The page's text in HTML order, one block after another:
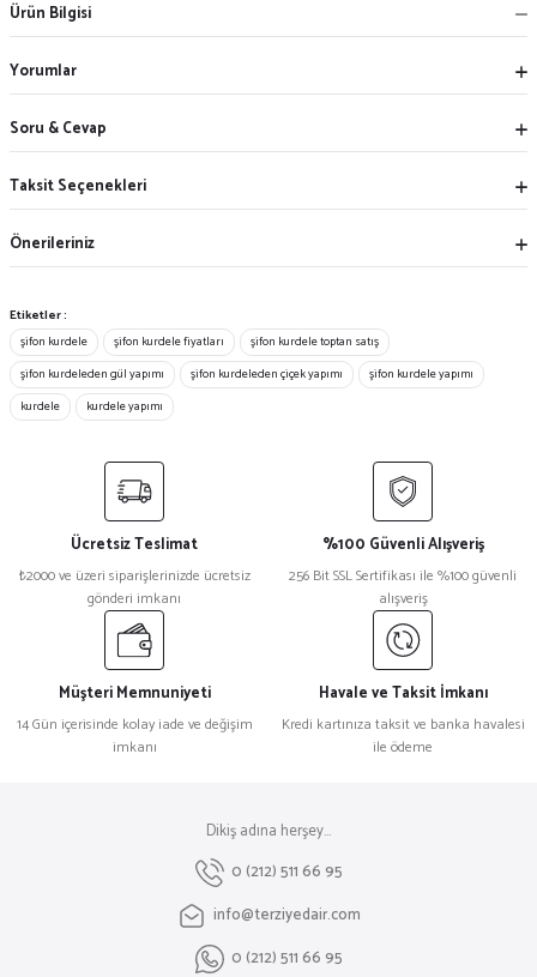
Ürün Bilgisi
Yorumlar
Soru & Cevap
Taksit Seçenekleri
Önerileriniz
Etiketler :
şifon kurdele
şifon kurdele fiyatları
şifon kurdele toptan satış
şifon kurdeleden gül yapımı
şifon kurdeleden çiçek yapımı
şifon kurdele yapımı
kurdele
kurdele yapımı
Ücretsiz Teslimat
₺2000 ve üzeri siparişlerinizde ücretsiz
gönderi imkanı
%100 Güvenli Alışveriş
256 Bit SSL Sertifikası ile %100 güvenli
alışveriş
Müşteri Memnuniyeti
14 Gün içerisinde kolay iade ve değişim
imkanı
Havale ve Taksit İmkanı
Kredi kartınıza taksit ve banka havalesi
ile ödeme
Dikiş adına herşey...
0 (212) 511 66 95
info@terziyedair.com
0 (212) 511 66 95